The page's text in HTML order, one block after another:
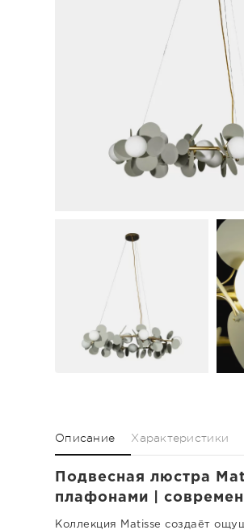
Описание Характеристики
Подвесная люстра
плафонами |
Коллекция Matisse создаёт